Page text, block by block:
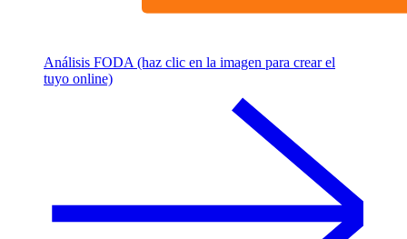
Análisis FODA (haz clic en la imagen para crear el
tuyo online)